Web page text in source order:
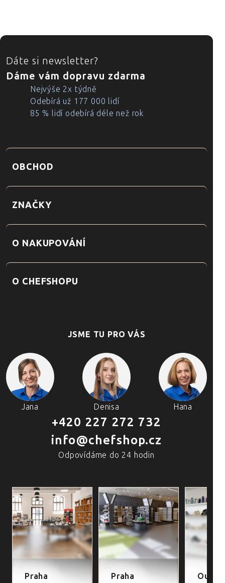
ZÁPATÍ
Dáte si newsletter?
Dáme vám dopravu zdarma
Nejvýše 2x týdně
Odebírá už 177 000 lidí
85 % lidí odebírá déle než rok
OBCHOD
ZNAČKY
O NAKUPOVÁNÍ
O CHEFSHOPU
JSME TU PRO VÁS
Jana Denisa Hana
+420 227 272 732
info@chefshop.cz
Odpovídáme do 24 hodin
Praha Praha